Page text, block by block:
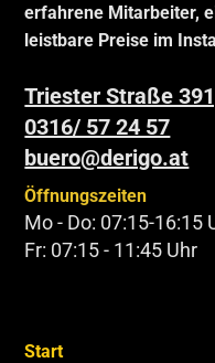
erfahrene Mitarbeiter,
leistbare Preise im
Triester Straße
0316/ 57 24 57
buero@derigo.at
Öffnungszeiten
Mo - Do: 07:15-16:15
Fr: 07:15 - 11:45 Uhr
Start